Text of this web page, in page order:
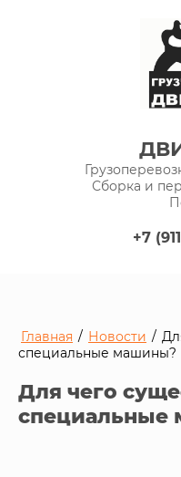
Сборка и
+7
Главная / Новости /
специальные машины?
Для чего